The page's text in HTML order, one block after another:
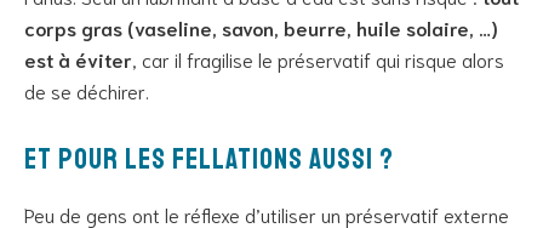
corps gras (vaseline, savon, beurre, huile solaire, …)
est à éviter , car il fragilise le préservatif qui risque alors
de se déchirer.
Et pour les fellations aussi ?
Peu de gens ont le réflexe d’utiliser un préservatif externe